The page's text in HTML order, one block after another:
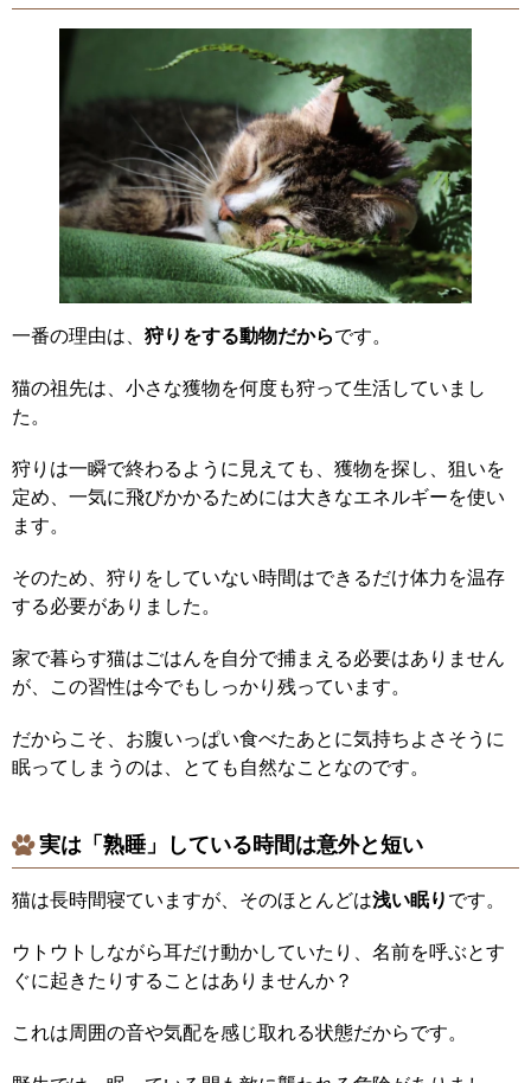
一番の理由は、 狩りをする動物だからです。
猫の祖先は、小さな獲物を何度も狩って生活していまし
た。
狩りは一瞬で終わるように見えても、獲物を探し、狙いを
定め、一気に飛びかかるためには大きなエネルギーを使い
ます。
そのため、狩りをしていない時間はできるだけ体力を温存
する必要がありました。
家で暮らす猫はごはんを自分で捕まえる必要はありません
が、この習性は今でもしっかり残っています。
だからこそ、お腹いっぱい食べたあとに気持ちよさそうに
眠ってしまうのは、とても自然なことなのです。
実は「熟睡」している時間は意外と短い
猫は長時間寝ていますが、そのほとんどは浅い眠り です。
ウトウトしながら耳だけ動かしていたり、名前を呼ぶとす
ぐに起きたりすることはありませんか？
これは周囲の音や気配を感じ取れる状態だからです。